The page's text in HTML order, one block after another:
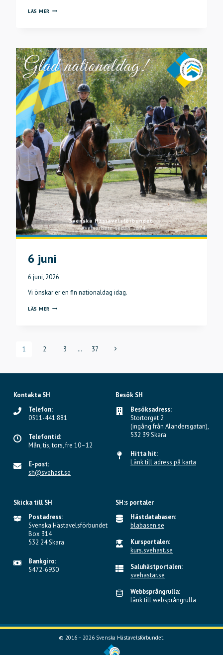
LÄS MER SH:S
6 juni
6 juni, 2026
Vi önskar er en fin nationaldag idag.
LÄS MER 6
Page
navigation
1 2 3 … 37
Nästa
Kontakta SH
Telefon:
0511-441 881
Telefontid:
Mån, tis, tors, fre 10–12
E-post:
sh@svehast.se
Besök SH
Besöksadress:
Stortorget 2
(ingång från Alandersgatan),
532 39 Skara
Hitta hit:
Länk till adress på karta
Skicka till SH
Postadress:
Svenska Hästavelsförbundet
Box 314
532 24 Skara
Bankgiro:
5472-6930
SH:s portaler
Hästdatabasen:
blabasen.se
Kursportalen:
kurs.svehast.se
Saluhästportalen:
svehastar.se
Webbsprångrulla:
länk till websprångrulla
© 2016 – 2026 Svenska Hästavelsförbundet.